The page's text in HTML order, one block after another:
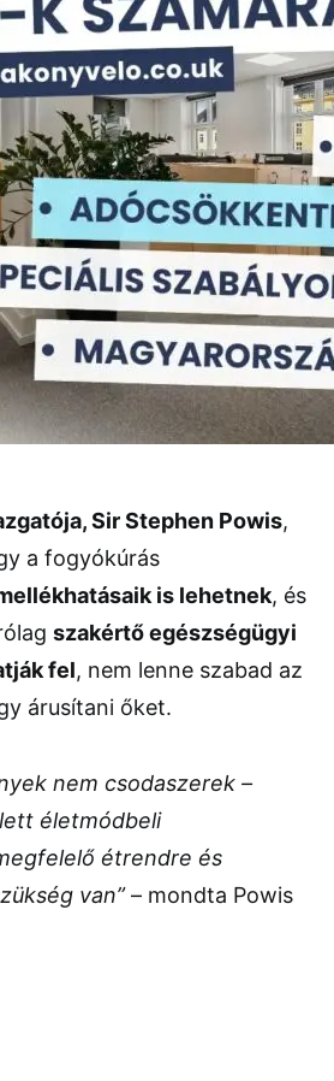
Sir Stephen Powis,
a fogyókúrás
is lehetnek, és
szakértő egészségügyi
fel, nem lenne szabad az
árusítani őket.
nem csodaszerek –
életmódbeli
étrendre és
van”– mondta Powis